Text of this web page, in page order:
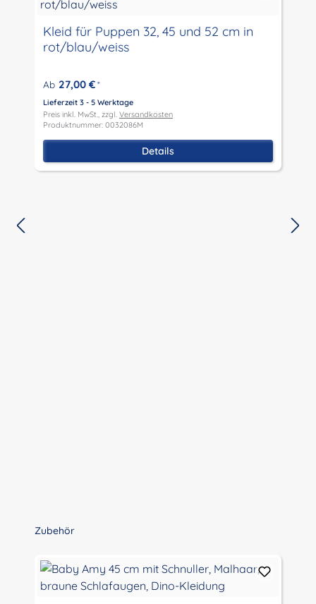
Kleid für Puppen 32, 45 und 52 cm in
rot/blau/weiss
Ab 27,00 € *
Lieferzeit 3 - 5 Werktage
Preis inkl. MwSt., zzgl. Versandkosten
Produktnummer: 0032086M
Details
Produktgalerie überspringen
Zubehör